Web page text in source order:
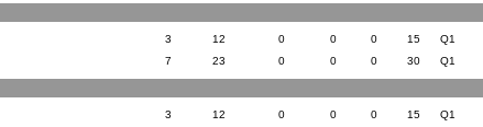
3 12 0 0 0 15 Q1
7 23 0 0 0 30 Q1
3 12 0 0 0 15 Q1